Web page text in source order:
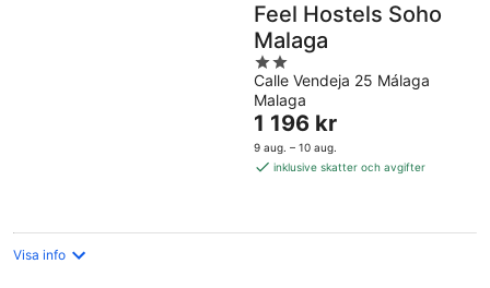
Feel Hostels Soho
Malaga
2
out
of
5
Calle Vendeja 25 Málaga
Malaga
Priset
är
1 196 kr
1 196 kr
9 aug. – 10 aug.
inklusive skatter och avgifter
Visa info